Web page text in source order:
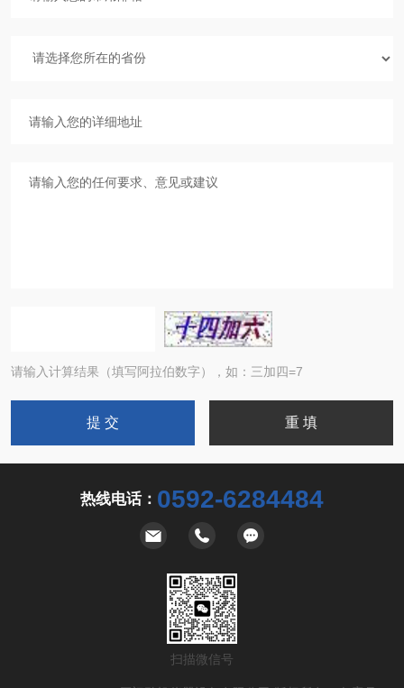
请输入计算结果（填写阿拉伯数字），如：三加四=7
热线电话： 0592-6284484
扫描微信号